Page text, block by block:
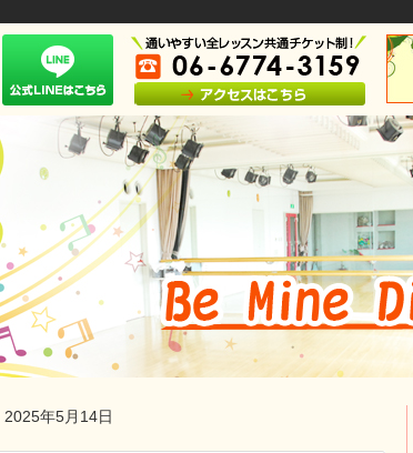
2025年5月14日